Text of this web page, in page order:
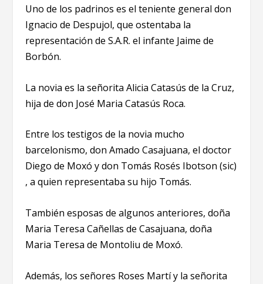
Uno de los padrinos es el teniente general don
Ignacio de Despujol, que ostentaba la
representación de S.A.R. el infante Jaime de
Borbón.
La novia es la señorita Alicia Catasús de la Cruz,
hija de don José Maria Catasús Roca.
Entre los testigos de la novia mucho
barcelonismo, don Amado Casajuana, el doctor
Diego de Moxó y don Tomás Rosés Ibotson (sic)
, a quien representaba su hijo Tomás.
También esposas de algunos anteriores, doña
Maria Teresa Cañellas de Casajuana, doña
Maria Teresa de Montoliu de Moxó.
Además, los señores Roses Martí y la señorita